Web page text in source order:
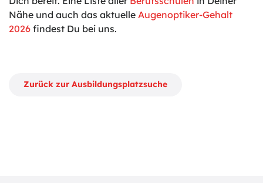
Nähe und auch das aktuelle Augenoptiker-Gehalt
2026 findest Du bei uns.
Zurück zur Ausbildungsplatzsuche